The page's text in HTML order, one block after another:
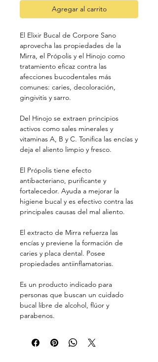
Agregar al carrito
El Elixir Bucal de Corpore Sano
aprovecha las propiedades de la
Mirra, el Própolis y el Hinojo como
tratamiento eficaz contra las
afecciones bucodentales más
comunes: caries, decoloración,
gingivitis y sarro.
Del Hinojo se extraen principios
activos como sales minerales y
vitaminas A, B y C. Tonifica las encías y
deja el aliento limpio y fresco.
El Própolis tiene efecto
antibacteriano, purificante y
fortalecedor. Ayuda a mejorar la
higiene bucal y es efectivo contra las
principales causas del mal aliento.
El extracto de Mirra refuerza las
encías y previene la formación de
caries y placa dental. Posee
propiedades antiinflamatorias.
Es un producto indicado para
personas que buscan un cuidado
bucal libre de alcohol, flúor y
parabenos.